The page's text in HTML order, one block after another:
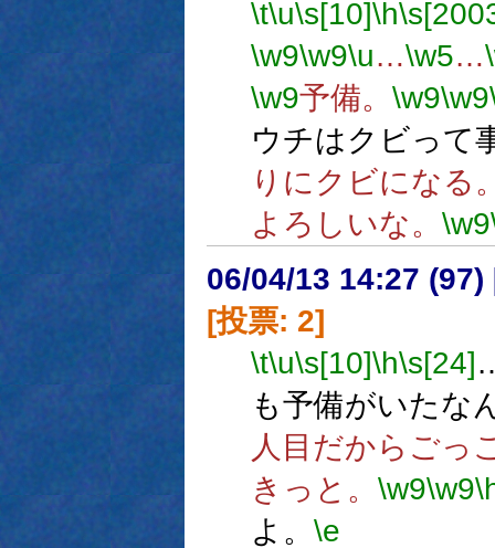
\t\u\s[10]\h
\w9\w9\u…\w5…
\w9予備。 \w9\w9
ウチはクビって
りにクビになる
よろしいな。 \w9
06/04/13 14:27 (97)
[投票: 2]
\t\u\s[10]\h\s[24]
も予備がいたな
人目だからごっ
きっと。 \w9\w9
よ。 \e